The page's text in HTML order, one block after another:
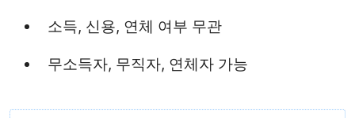
소득, 신용, 연체 여부 무관
무소득자, 무직자, 연체자 가능